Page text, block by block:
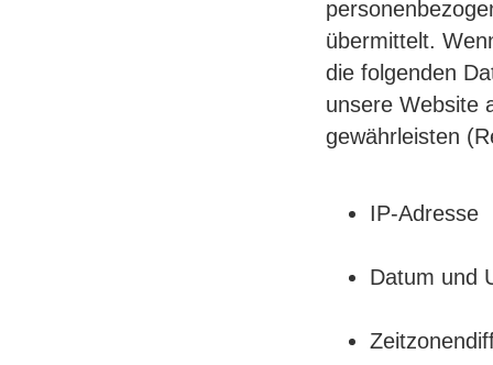
übermittelt.
die folgenden
unsere Website
gewährleisten
IP-Adresse
Datum und